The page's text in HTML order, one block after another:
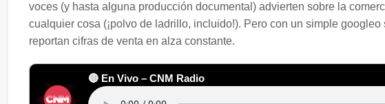
voces (y hasta alguna producción documental) advierten sobre la
cualquier cosa (¡polvo de ladrillo, incluido!). Pero con un simple
reportan cifras de venta en alza constante.
🔴 En Vivo – CNM Radio